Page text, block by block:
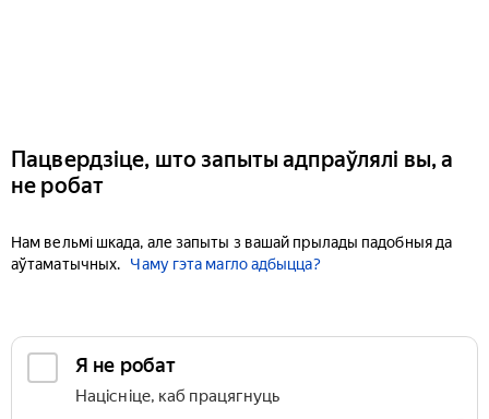
Пацвердзіце, што запыты адпраўлялі вы, а
не робат
Нам вельмі шкада, але запыты з вашай прылады падобныя да
аўтаматычных.
Чаму гэта магло адбыцца?
Я не робат
Націсніце, каб працягнуць